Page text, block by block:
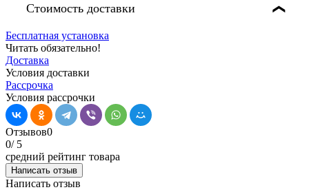
Стоимость доставки ❯
Бесплатная установка
Читать обязательно!
Доставка
Условия доставки
Рассрочка
Условия рассрочки
Отзывов0
0/ 5
средний рейтинг товара
Написать отзыв
Написать отзыв